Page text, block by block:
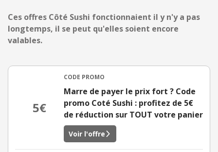
Ces offres Côté Sushi fonctionnaient il y n'y a pas
longtemps, il se peut qu'elles soient encore
valables.
5€
CODE PROMO
Marre de payer le prix fort ? Code
promo Coté Sushi : profitez de 5€
de réduction sur TOUT votre panier
Voir l'offre